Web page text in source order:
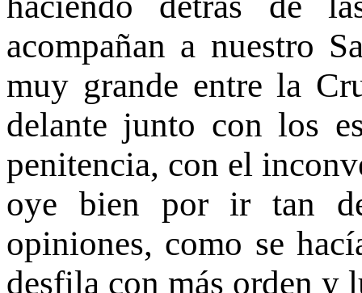
acompañan a nuestro
muy grande entre la
delante junto con los
penitencia, con el
oye bien por ir tan
opiniones, como se
desfila con más orden y